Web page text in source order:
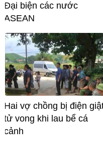
Đại biện các nước
ASEAN
Hai vợ chồng bị điện
tử vong khi lau bể cá
cảnh